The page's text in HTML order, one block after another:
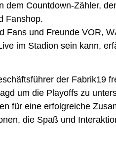
dem Countdown-Zähler,
Fanshop.
Fans und Freunde VOR,
im Stadion sein kann,
der Fabrik19
um die Playoffs zu
für eine erfolgreiche
die Spaß und